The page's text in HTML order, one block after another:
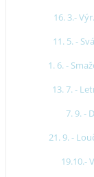
16. 3.-
11. 5. -
1. 6. -
13. 7. -
7. 9. -
21. 9. -
19.10.-